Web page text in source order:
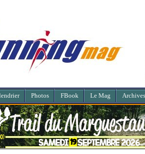
Photos FBook Le Mag Archives